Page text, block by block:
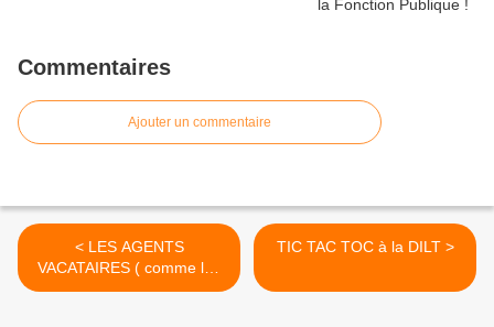
Commentaires
Ajouter un commentaire
< LES AGENTS
VACATAIRES ( comme les
autres) ONT DROIT AU
TIC TAC TOC à la DILT >